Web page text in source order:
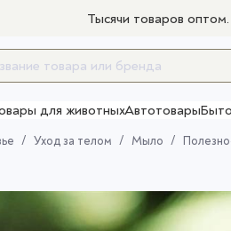
Тысячи товаров оптом.
для животныхАвтотовары
Уход за телом Мыло